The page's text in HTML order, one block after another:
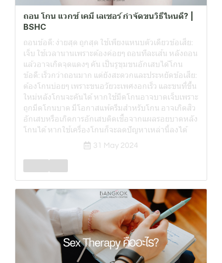
ถอน โกน แวกซ์ เคมี เลเซอร์ กำจัดขนวิธีไหนดี? |
BSHC
ถอนข้อดี: ง่ายสุด ถูกสุด ใช้เพียงแหนบตัวเดียวข้อเสีย:
เจ็บ ใช้เวลานานเพราะต้องค่อยๆ ถอนทีละเส้น หลังถอน
แล้วอาจเกิดจุดแดงๆ คัน เป็นรูขุมขนอักเสบได้โกน
ข้อดี: เร็วกว่าถอนมาก แต่ยังสะดวกและประหยัดข้อเสีย:
ต้องโกนบ่อยๆ เพราะขนอวัยวะเพศงอกเร็ว และขนที่ขึ้น
ใหม่หลังโกนจะคันได้ หากใช้มีดโกนอาจบาดเจ็บเพราะ
ถูกมีดโกนบาด มีโอกาสแพ้ครีมสำหรับโกน อาจเกิดสิว
อักเสบหรือเกิดการอักเสบติดเชื้อจากแผลรอยบาดหลัง
โกนได้ หากใช้เครื่องโกนก็จะลดปัญหาเหล่านี้ลงได้
31 May 2024